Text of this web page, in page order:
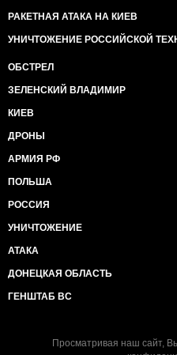
РАКЕТНАЯ АТАКА НА КИЕВ
УНИЧТОЖЕНИЕ РОССИЙСКОЙ
ОБСТРЕЛ
ЗЕЛЕНСКИЙ ВЛАДИМИР
КИЕВ
ДРОНЫ
АРМИЯ РФ
ПОЛЬША
РОССИЯ
УНИЧТОЖЕНИЕ
АТАКА
ДОНЕЦКАЯ ОБЛАСТЬ
ГЕНШТАБ ВС
Просматривая наш сайт,